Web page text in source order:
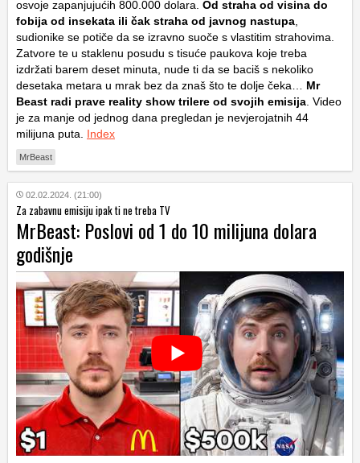
osvoje zapanjujućih 800.000 dolara. Od straha od visina do
fobija od insekata ili čak straha od javnog nastupa
sudionike se potiče da se izravno suoče s vlastitim strahovima.
Zatvore te u staklenu posudu s tisuće paukova koje treba
izdržati barem deset minuta, nude ti da se baciš s nekoliko
desetaka metara u mrak bez da znaš što te dolje čeka… Mr
Beast radi prave reality show trilere od svojih emisija . Video
je za manje od jednog dana pregledan je nevjerojatnih 44
milijuna puta. Index
MrBeast
02.02.2024. (21:00)
Za zabavnu emisiju ipak ti ne treba TV
MrBeast: Poslovi od 1 do 10 milijuna dolara
godišnje